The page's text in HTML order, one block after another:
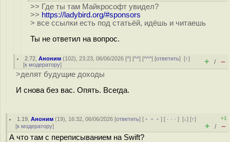
>> Где ты там Майкрософт увидел?
>> https://ladybird.org/#sponsors
> все ссылки есть под статьёй, идёшь и читаешь
Ты не ответил на вопрос.
2.72 ,Аноним (102), 23:23, 06/06/2026 [^] [^^] [^^^] [ответить][↑]
[к модератору] + / –
>делят будущие доходы
И снова без вас. Опять. Всегда.
1.19 ,Аноним (19), 16:32, 06/06/2026 [ответить] [ ﹢﹢﹢] [ · · ·][↓] [↑]
[к модератору]
+1
+ / –
А что там с переписыванием на Swift?